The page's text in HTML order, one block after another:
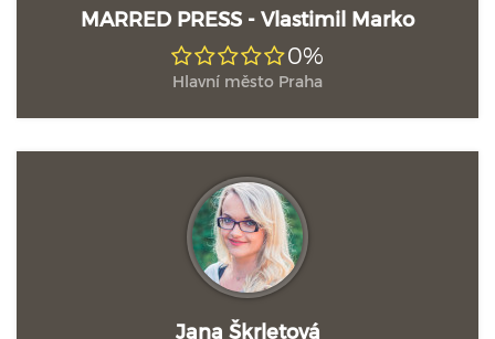
MARRED PRESS - Vlastimil Marko
0%
Hlavní město Praha
Jana Škrletová